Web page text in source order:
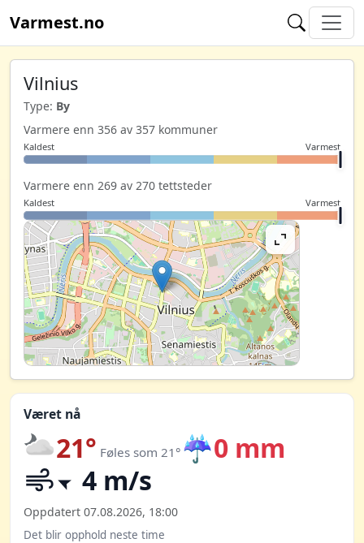
Varmest.no
Vilnius
Type: By
Varmere enn 356 av 357 kommuner
Kaldest Varmest
Varmere enn 269 av 270 tettsteder
Kaldest Varmest
Været nå
21° Føles som 21° ☔0 mm
4 m/s
Oppdatert 07.08.2026, 18:00
Det blir opphold neste time